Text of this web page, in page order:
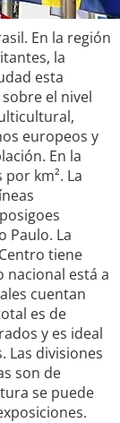
En la región
la
esta
el nivel
europeos y
En la
km². La
Paulo. La
tiene
nacional está a
cuentan
es de
y es ideal
Las divisiones
son de
se puede